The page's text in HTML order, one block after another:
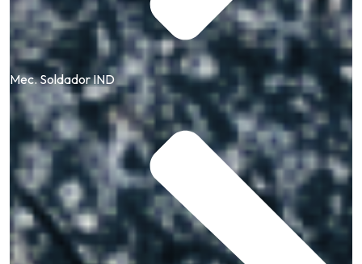
Mec. Soldador IND